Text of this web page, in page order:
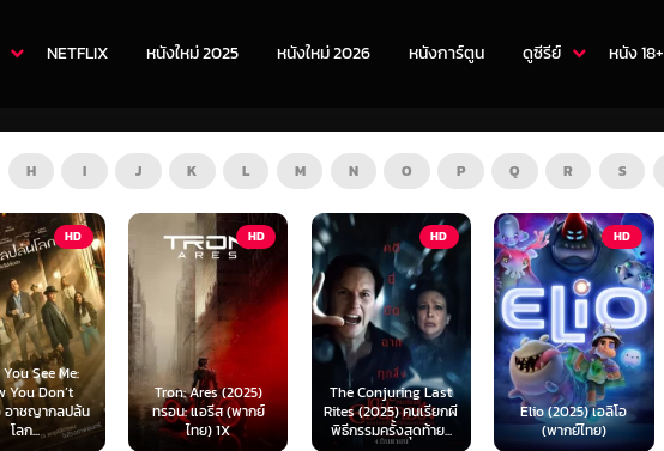
NETFLIX หนังใหม่ 2025 หนังใหม่ 2026 หนังการ์ตูน ดูซีรีย์ หนัง 18+
H I J K L M N O P Q R S
HD
Ares (2025)
แอรีส (พากย์
ไทย) 1X
HD
The Conjuring Last
Rites (2025) คนเรียกผี
พิธีกรรมครั้งสุดท้าย...
HD
Elio (2025) เอลิโอ
(พากย์ไทย)
ZOOM
Spider-Man: Brand
New Day (2026) สไป
เดอร์-แมน: แบรนด์...